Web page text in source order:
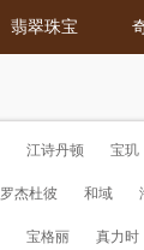
翡翠珠宝
江诗丹顿 宝玑
罗杰杜彼 和域
宝格丽 真力时